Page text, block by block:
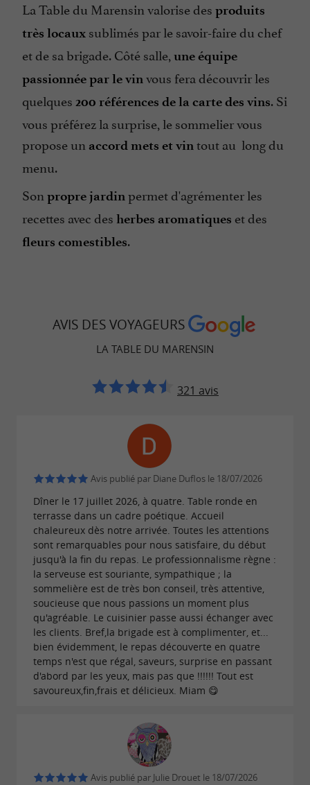
La Table du Marensin valorise des produits
très locaux sublimés par le savoir-faire du chef
et de sa brigade. Côté salle, une équipe
passionnée par le vinvous fera découvrir les
quelques 200 références de la carte des vins. Si
vous préférez la surprise, le sommelier vous
propose un accord mets et vintout au long du
menu.
Son propre jardinpermet d'agrémenter les
recettes avec des herbes aromatiques et des
fleurs comestibles.
AVIS DES VOYAGEURS
LA TABLE DU MARENSIN
321 avis
Avis publié par Diane Duflos le 18/07/2026
Dîner le 17 juillet 2026, à quatre. Table ronde en
terrasse dans un cadre poétique. Accueil
chaleureux dès notre arrivée. Toutes les attentions
sont remarquables pour nous satisfaire, du début
jusqu'à la fin du repas. Le professionnalisme règne :
la serveuse est souriante, sympathique ; la
sommelière est de très bon conseil, très attentive,
soucieuse que nous passions un moment plus
qu'agréable. Le cuisinier passe aussi échanger avec
les clients. Bref,la brigade est à complimenter, et...
bien évidemment, le repas découverte en quatre
temps n'est que régal, saveurs, surprise en passant
d'abord par les yeux, mais pas que !!!!!! Tout est
savoureux,fin,frais et délicieux. Miam 😋
Avis publié par Julie Drouet le 18/07/2026